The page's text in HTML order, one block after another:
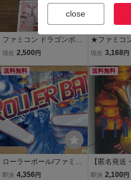
ファミコン ドラゴンボー
ルZ外伝 サイヤ人絶滅計
現在 2,500 円
★ファミコ
のみ【ロー
現在 3,168円
送料無料
ローラーボール/ファミコ
ン
即決 4,356 円
送料無料
【匿名発送
り】 ピン
即決 2,100 円
close